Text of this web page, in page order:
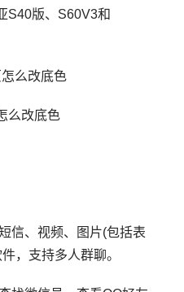
S40版、S60V3和
么改底色
、视频、图片(包括表
，支持多人群聊。